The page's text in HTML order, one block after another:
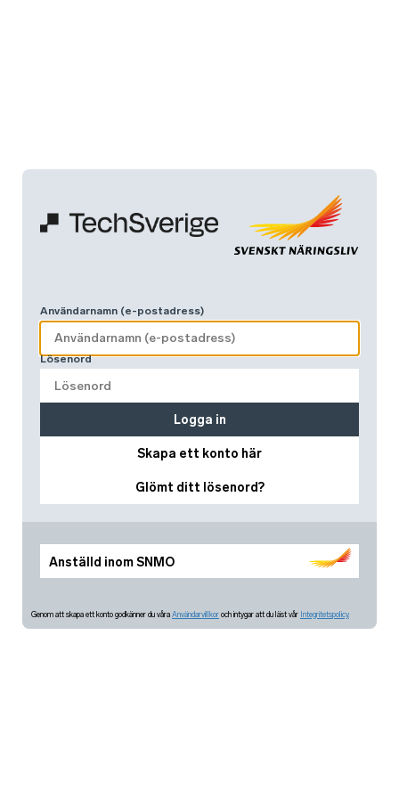
Anställd inom SNMO
Användarnamn (e-postadress)
Lösenord
Skapa ett konto här
Glömt ditt lösenord?
Logga in
Genom att skapa ett konto godkänner du våra Användarvillkor och intygar att du läst vår Integritetspolicy.